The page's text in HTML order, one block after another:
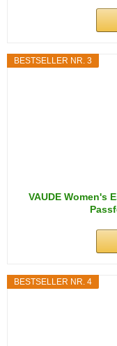
BESTSELLER NR. 3
VAUDE Women's
BESTSELLER NR. 4